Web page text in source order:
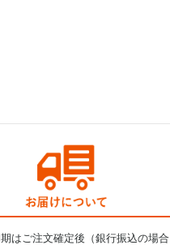
はご注文確定後（銀行振込の場合